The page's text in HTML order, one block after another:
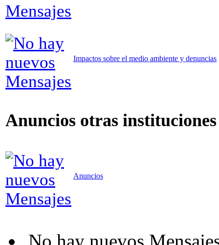
Impactos sobre el medio ambiente y denuncias
Anuncios otras instituciones
Anuncios